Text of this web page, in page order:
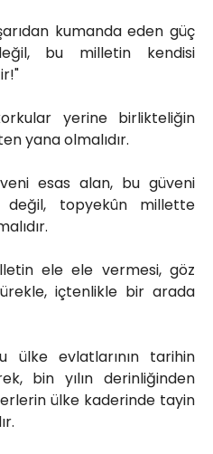
kumanda eden güç
bu milletin kendisi
yerine birlikteliğin
yana olmalıdır.
esas alan, bu güveni
değil, topyekûn millette
ele ele vermesi, göz
içtenlikle bir arada
ülke evlatlarının tarihin
bin yılın derinliğinden
ülke kaderinde tayin